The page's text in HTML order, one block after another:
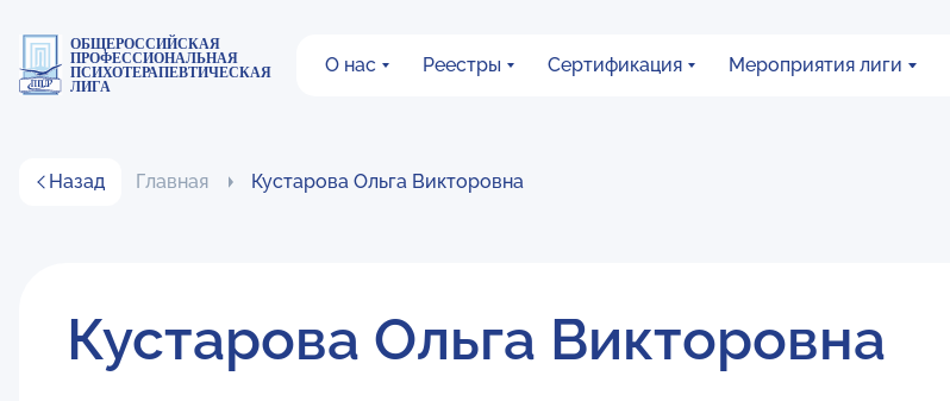
ОБЩЕРОССИЙСКАЯ
ПРОФЕССИОНАЛЬНАЯ
ПСИХОТЕРАПЕВТИЧЕСКАЯ
ЛИГА
О нас Реестры Сертификация Мероприятия лиги
Назад Главная Кустарова Ольга Викторовна
Кустарова Ольга Викторовна